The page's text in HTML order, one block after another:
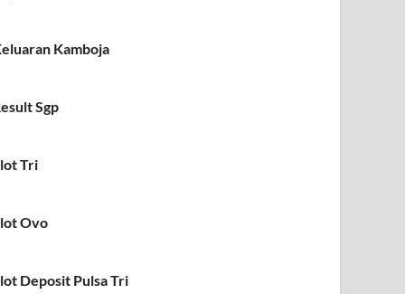
Kamboja
Sgp
Tri
Ovo
Deposit Pulsa Tri